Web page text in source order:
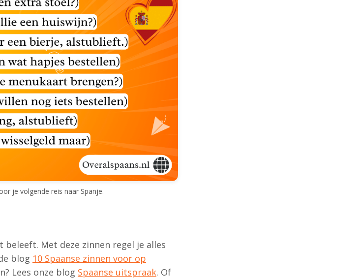
je volgende reis naar Spanje.
beleeft. Met deze zinnen regel je alles
blog 10 Spaanse zinnen voor op
Lees onze blog Spaanse uitspraak. Of